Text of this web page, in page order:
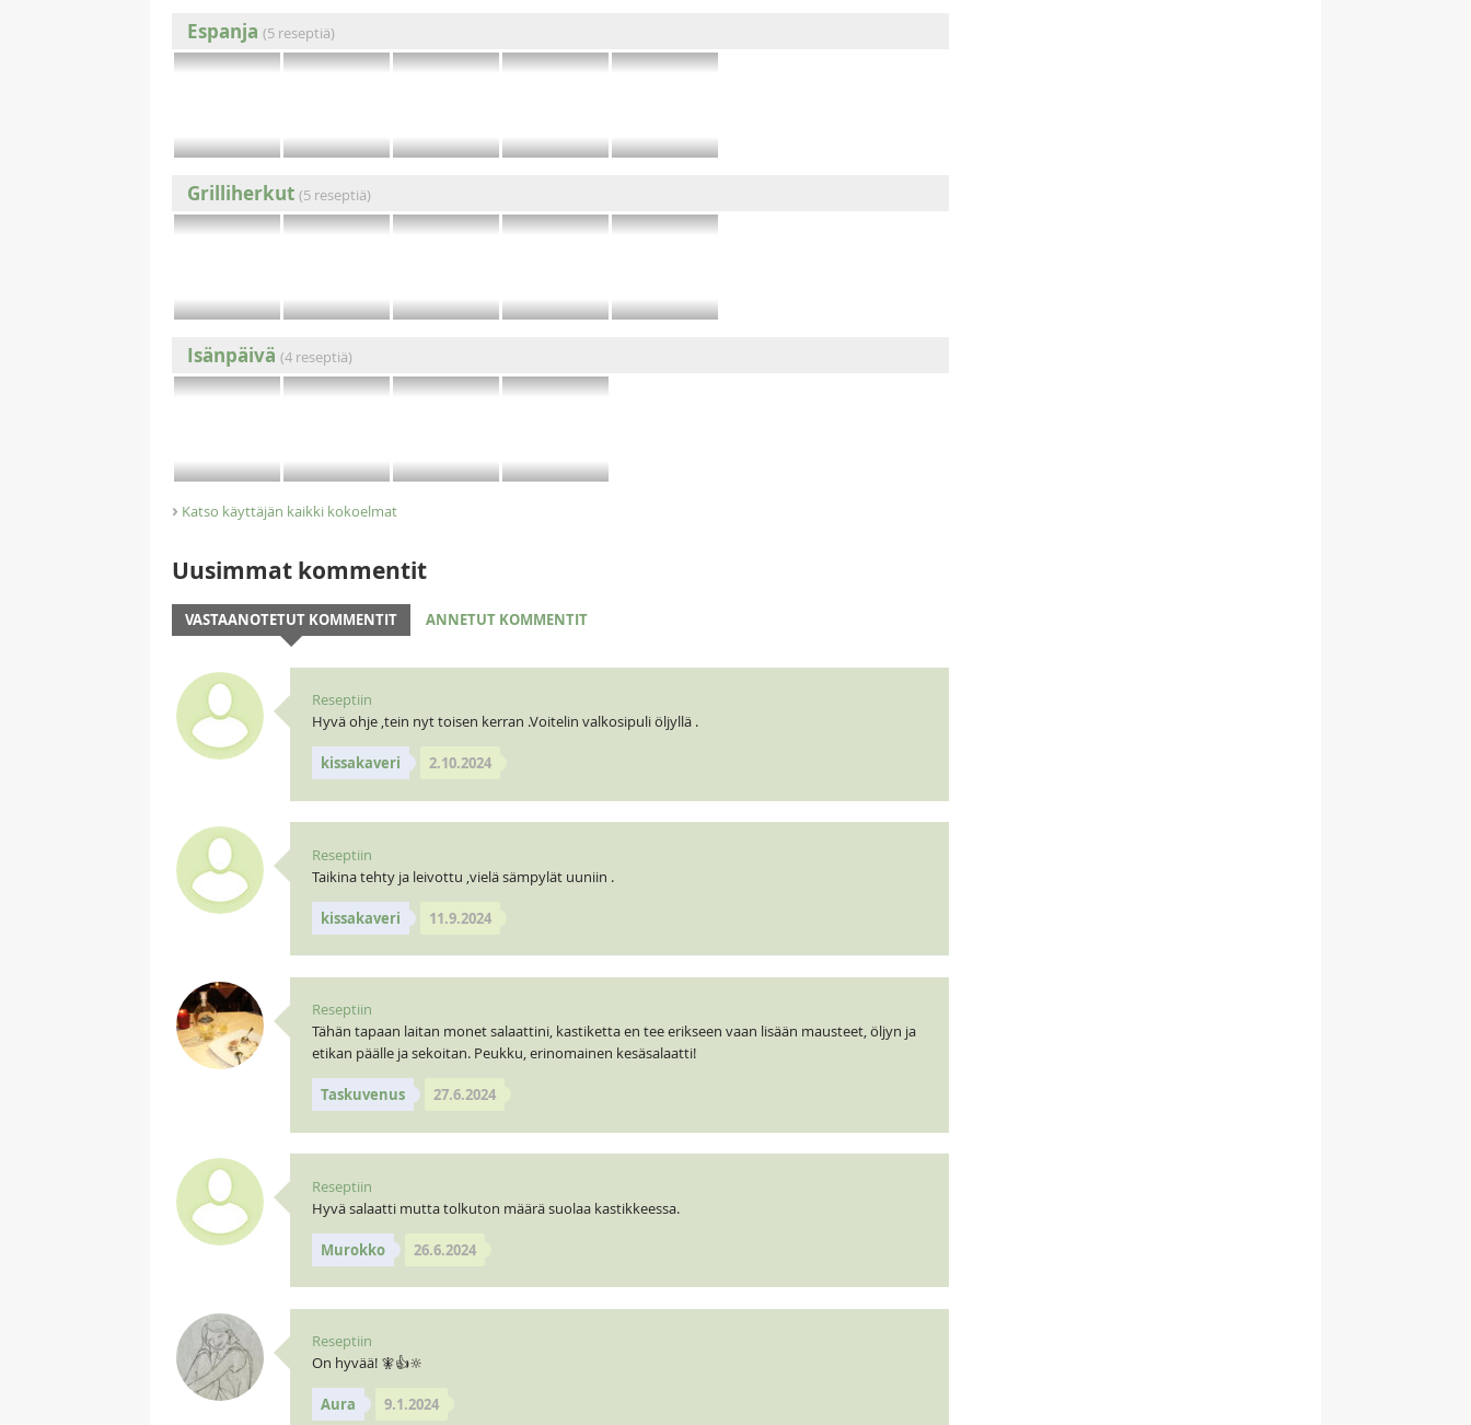
Espanja (5 reseptiä)
Grilliherkut (5 reseptiä)
Isänpäivä (4 reseptiä)
› Katso käyttäjän kaikki kokoelmat
Uusimmat kommentit
VASTAANOTETUT KOMMENTIT ANNETUT KOMMENTIT
Reseptiin
Hyvä ohje ,tein nyt toisen kerran .Voitelin valkosipuli öljyllä .
kissakaveri 2.10.2024
Reseptiin
Taikina tehty ja leivottu ,vielä sämpylät uuniin .
kissakaveri 11.9.2024
Reseptiin
Tähän tapaan laitan monet salaattini, kastiketta en tee erikseen vaan lisään mausteet, öljyn ja
etikan päälle ja sekoitan. Peukku, erinomainen kesäsalaatti!
Taskuvenus 27.6.2024
Reseptiin
Hyvä salaatti mutta tolkuton määrä suolaa kastikkeessa.
Murokko 26.6.2024
Reseptiin
On hyvää! 🧚👍🔆
Aura 9.1.2024